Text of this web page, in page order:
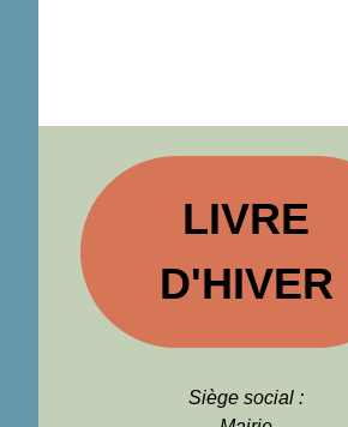
LIVRE
D'HIVER
Siège social :